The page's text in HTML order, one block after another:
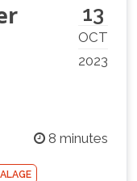
13
OCT
2023
8 minutes